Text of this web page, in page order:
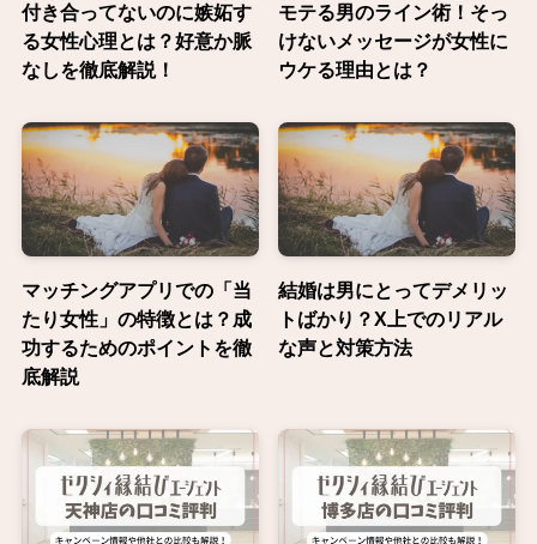
付き合ってないのに嫉妬す
る女性心理とは？好意か脈
なしを徹底解説！
モテる男のライン術！そっ
けないメッセージが女性に
ウケる理由とは？
マッチングアプリでの「当
たり女性」の特徴とは？成
功するためのポイントを徹
底解説
結婚は男にとってデメリッ
トばかり？X上でのリアル
な声と対策方法